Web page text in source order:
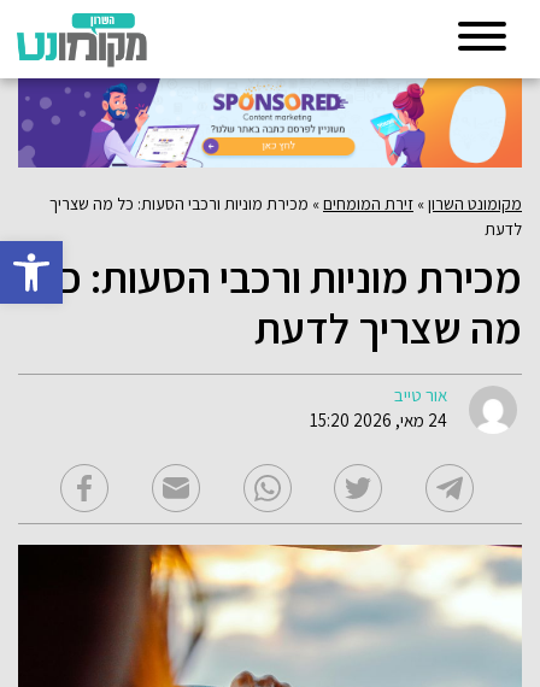
פתח
מקומונט השרון» זירת המומחים» מכירת מוניות ורכבי הסעות: כל מה שצריך
לדעת
מכירת מוניות ורכבי הסעות: כל
מה שצריך לדעת
אור טייב
24 מאי, 2026 15:20